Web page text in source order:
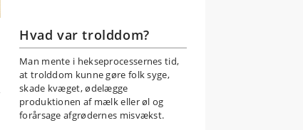
Hvad var trolddom?
Man mente i hekseprocessernes tid,
at trolddom kunne gøre folk syge,
skade kvæget, ødelægge
produktionen af mælk eller øl og
forårsage afgrødernes misvækst.